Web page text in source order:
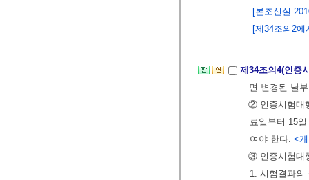
[본조신설
[제34조의2
제34조의4(인증
면 변경된 날
② 인증시험대
료일부터 15
여야 한다. <
③ 인증시험대
1. 시험결과의